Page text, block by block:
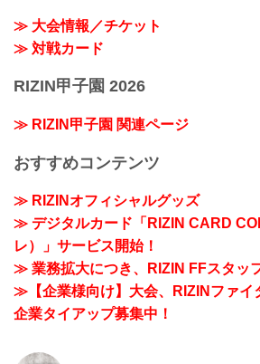
≫ 大会情報／チケット
≫ 対戦カード
RIZIN甲子園 2026
≫ RIZIN甲子園 関連ページ
おすすめコンテンツ
≫ RIZINオフィシャルグッズ
≫ デジタルカード「RIZIN CARD
レ）」サービス開始！
≫ 業務拡大につき、RIZIN FFスタッ
≫【企業様向け】大会、RIZINファイ
企業タイアップ募集中！